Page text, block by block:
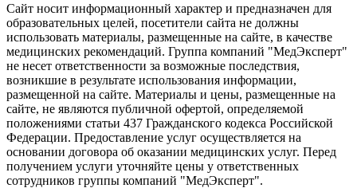
Сайт носит информационный характер и предназначен для
образовательных целей, посетители сайта не должны
использовать материалы, размещенные на сайте, в качестве
медицинских рекомендаций. Группа компаний "МедЭксперт"
не несет ответственности за возможные последствия,
возникшие в результате использования информации,
размещенной на сайте. Материалы и цены, размещенные на
сайте, не являются публичной офертой, определяемой
положениями статьи 437 Гражданского кодекса Российской
Федерации. Предоставление услуг осуществляется на
основании договора об оказании медицинских услуг. Перед
получением услуги уточняйте цены у ответственных
сотрудников группы компаний "МедЭксперт".